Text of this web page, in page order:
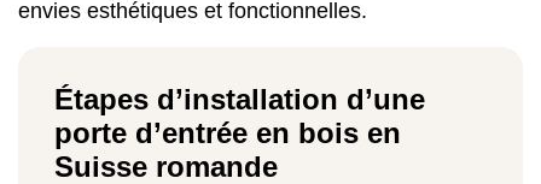
envies esthétiques et fonctionnelles.
Étapes d’installation d’une
porte d’entrée en bois en
Suisse romande